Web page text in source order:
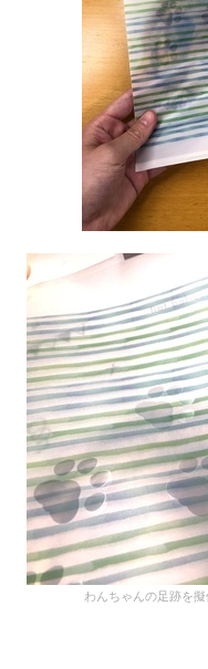
わんちゃんの足跡を